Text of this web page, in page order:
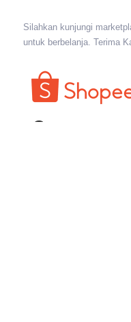
Silahkan kunjungi
untuk berbelanja. Terima